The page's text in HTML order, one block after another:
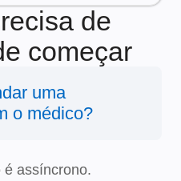
de
começar
uma
o médico?
é assíncrono.